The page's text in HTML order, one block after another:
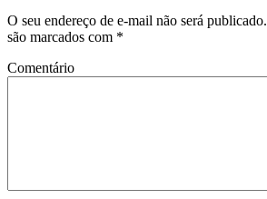
O seu endereço de e-mail não será publicado.
são marcados com *
Comentário